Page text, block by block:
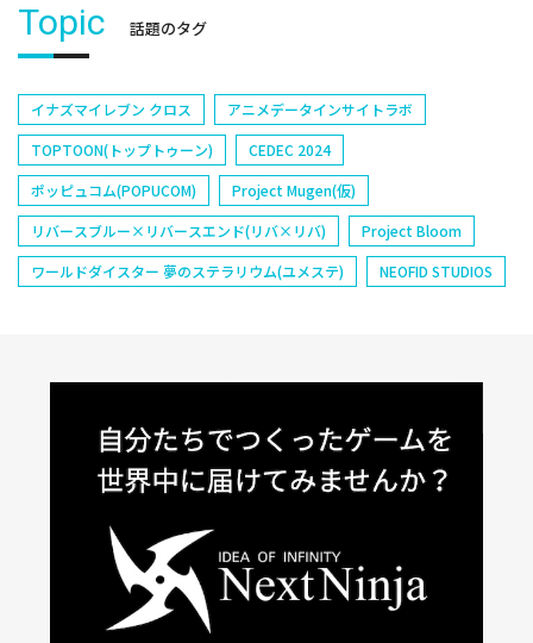
Topic 話題のタグ
イナズマイレブン クロス
アニメデータインサイトラボ
TOPTOON(トップトゥーン)
CEDEC 2024
ポッピュコム(POPUCOM)
Project Mugen(仮)
リバースブルー×リバースエンド(リバ×リバ)
Project Bloom
ワールドダイスター 夢のステラリウム(ユメステ)
NEOFID STUDIOS